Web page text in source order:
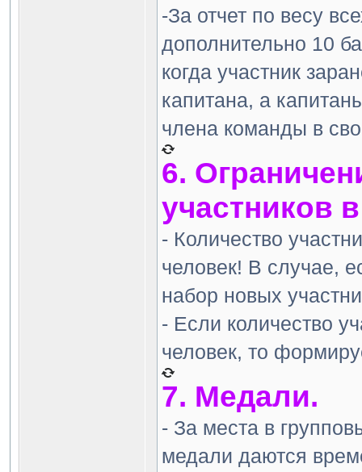
-За отчет по весу
дополнительно 10
когда участник
капитана, а
члена команды в
6.
участников
- Количество
человек! В случае,
набор новых
- Если количество
человек, то
7. Медали.
- За места в
медали даются